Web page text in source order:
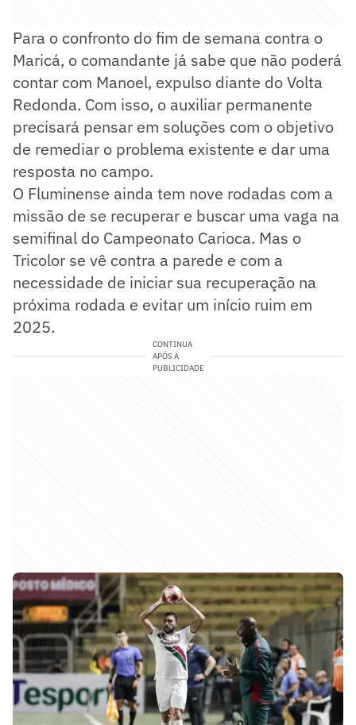
Para o confronto do fim de semana contra o
Maricá, o comandante já sabe que não poderá
contar com Manoel, expulso diante do Volta
Redonda. Com isso, o auxiliar permanente
precisará pensar em soluções com o objetivo
de remediar o problema existente e dar uma
resposta no campo.
O Fluminense ainda tem nove rodadas com a
missão de se recuperar e buscar uma vaga na
semifinal do Campeonato Carioca. Mas o
Tricolor se vê contra a parede e com a
necessidade de iniciar sua recuperação na
próxima rodada e evitar um início ruim em
2025.
CONTINUA
APÓS A
PUBLICIDADE